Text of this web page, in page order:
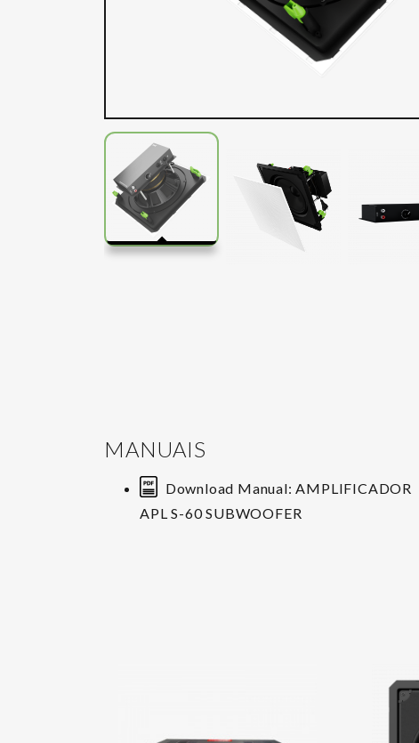
MANUAIS
Download Manual: AMPLIFICADOR
APL S-60 SUBWOOFER